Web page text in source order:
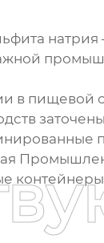
в пищевой
контейнеры